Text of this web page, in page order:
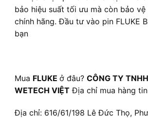
bảo hiệu suất tối ưu mà còn bảo
chính hãng. Đầu tư vào pin FLUKE
bạn
Mua FLUKE ở đâu? CÔNG TY
WETECH VIỆT Địa chỉ mua hàng
Địa chỉ: 616/61/198 Lê Đức Thọ,